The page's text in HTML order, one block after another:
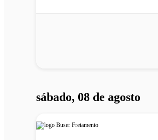
sábado, 08 de agosto